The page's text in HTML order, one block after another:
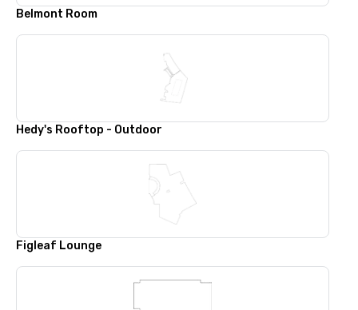
Belmont Room
Hedy's Rooftop - Outdoor
Figleaf Lounge